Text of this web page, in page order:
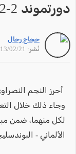
دورتموند 2-2
حجاج رحال
نُشر: 13/02/21 20:20
أحرز النجم
وجاء ذلك خلال
لكل منهما، ضمن
الألماني -